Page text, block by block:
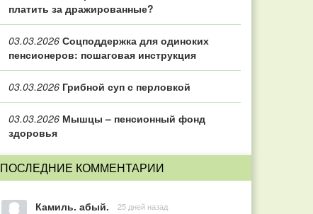
платить за дражированные?
03.03.2026 Соцподдержка для одиноких
пенсионеров: пошаговая инструкция
03.03.2026 Грибной суп с перловкой
03.03.2026 Мышцы – пенсионный фонд
здоровья
ПОСЛЕДНИЕ КОММЕНТАРИИ
Камиль. абый. 25 дней назад